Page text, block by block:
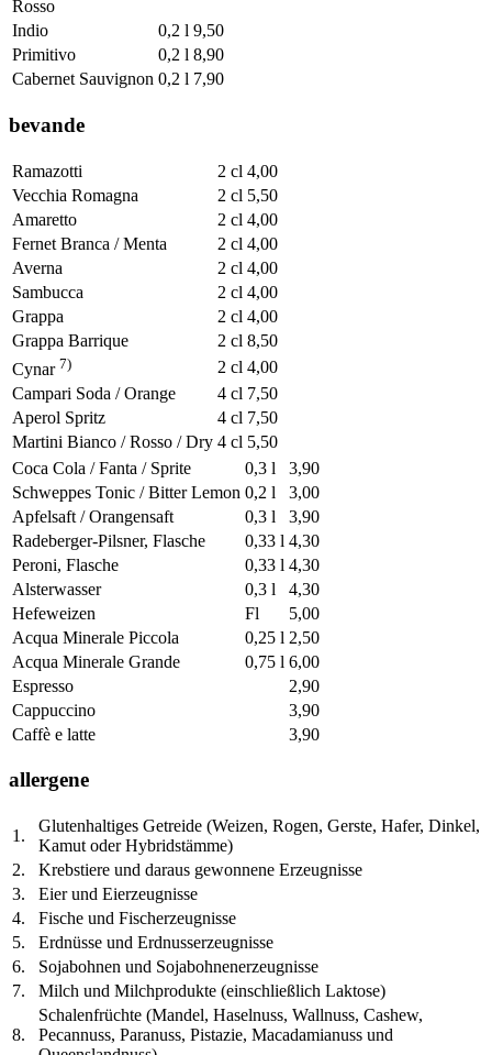
Rosso
Indio
0,2 l 9,50
Primitivo
0,2 l 8,90
Cabernet Sauvignon 0,2 l 7,90
bevande
Ramazotti 2 cl 4,00
Vecchia Romagna
2 cl 5,50
Amaretto
2 cl 4,00
Fernet Branca / Menta
2 cl 4,00
Averna
2 cl 4,00
Sambucca
2 cl 4,00
Grappa
2 cl 4,00
Grappa Barrique
2 cl 8,50
Cynar 7) 2 cl 4,00
Campari Soda / Orange
4 cl 7,50
Aperol Spritz
4 cl 7,50
Martini Bianco / Rosso / Dry 4 cl 5,50
Coca Cola / Fanta / Sprite
0,3 l
3,90
Schweppes Tonic / Bitter Lemon 0,2 l
3,00
Apfelsaft / Orangensaft
0,3 l
3,90
Radeberger-Pilsner, Flasche
0,33 l 4,30
Peroni, Flasche
0,33 l 4,30
Alsterwasser
0,3 l
4,30
Hefeweizen
Fl
5,00
Acqua Minerale Piccola
0,25 l 2,50
Acqua Minerale Grande
0,75 l 6,00
Espresso
2,90
Cappuccino
3,90
Caffè e latte
3,90
allergene
1.
Glutenhaltiges Getreide (Weizen, Rogen, Gerste, Hafer, Dinkel,
Kamut oder Hybridstämme)
2.
Krebstiere und daraus gewonnene Erzeugnisse
3.
Eier und Eierzeugnisse
4.
Fische und Fischerzeugnisse
5.
Erdnüsse und Erdnusserzeugnisse
6.
Sojabohnen und Sojabohnenerzeugnisse
7.
Milch und Milchprodukte (einschließlich Laktose)
8.
Schalenfrüchte (Mandel, Haselnuss, Wallnuss, Cashew,
Pecannuss, Paranuss, Pistazie, Macadamianuss und